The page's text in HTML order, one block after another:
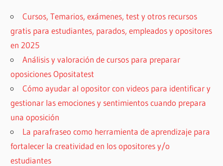
Cursos, Temarios, exámenes, test y otros recursos
gratis para estudiantes, parados, empleados y opositores
en 2025
Análisis y valoración de cursos para preparar
oposiciones Opositatest
Cómo ayudar al opositor con videos para identificar y
gestionar las emociones y sentimientos cuando prepara
una oposición
La parafraseo como herramienta de aprendizaje para
fortalecer la creatividad en los opositores y/o
estudiantes